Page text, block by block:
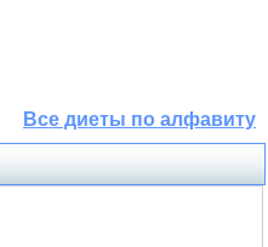
Все диеты по алфавиту